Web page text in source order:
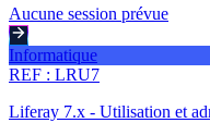
Aucune session prévue
Informatique
REF : LRU7
Liferay 7.x - Utilisation et